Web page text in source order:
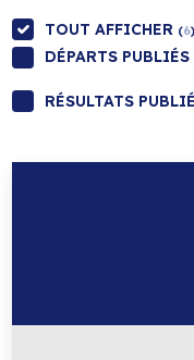
TOUT AFFICHER (6)
DÉPARTS PUBLIÉS
RÉSULTATS